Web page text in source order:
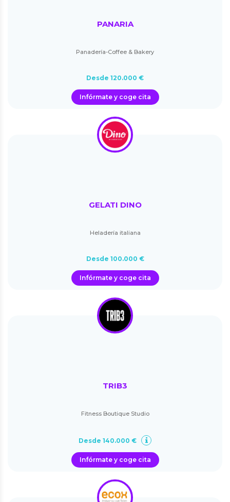
PANARIA
Panadería-Coffee & Bakery
Desde 120.000 €
Infórmate y coge cita
GELATI DINO
Heladería italiana
Desde 100.000 €
Infórmate y coge cita
TRIB3
Fitness Boutique Studio
Desde 140.000 €
Infórmate y coge cita